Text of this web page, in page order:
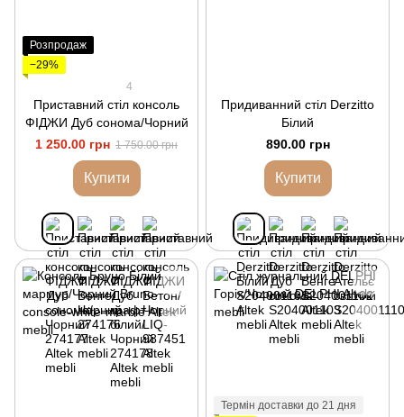
Розпродаж
−29%
4
Приставний стіл консоль
ФІДЖИ Дуб сонома/Чорний
1 250.00 грн 1 750.00 грн
Купити
Придиванний стіл Derzitto
Білий
890.00 грн
Купити
Термін доставки до 21 дня